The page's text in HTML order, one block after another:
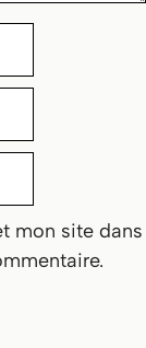
mon site dans